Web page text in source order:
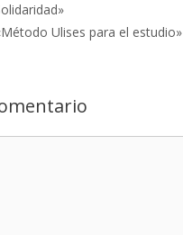
Ulises para el estudio»